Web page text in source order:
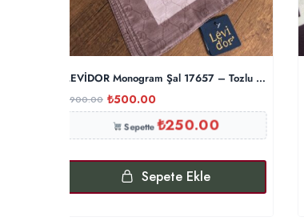
LEVİDOR Monogram Şal 17657 – Tozlu Eflatun
900.00 ₺500.00
Sepette₺250.00
Sepete Ekle